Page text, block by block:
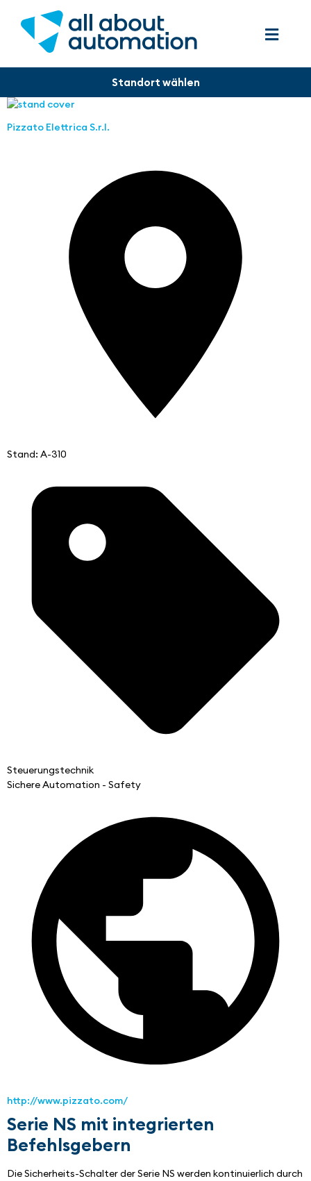
Pizzato Elettrica S.r.l.
Stand: A-310
Steuerungstechnik
Sichere Automation - Safety
http://www.pizzato.com/
Serie NS mit integrierten
Befehlsgebern
Die Sicherheits-Schalter der Serie NS werden kontinuierlich durch